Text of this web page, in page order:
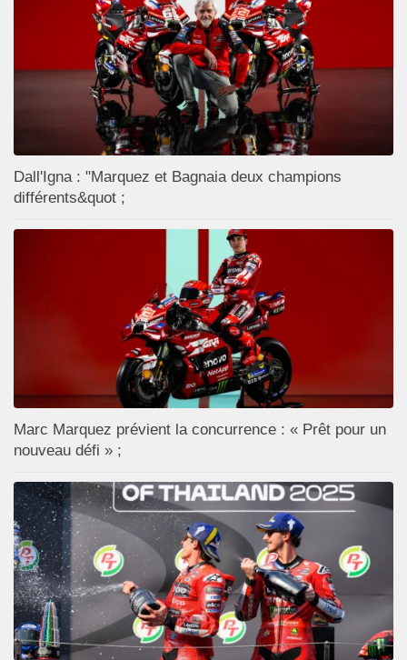
Dall'Igna : "Marquez et Bagnaia deux champions
différents&quot ;
Marc Marquez prévient la concurrence : « Prêt pour un
nouveau défi » ;